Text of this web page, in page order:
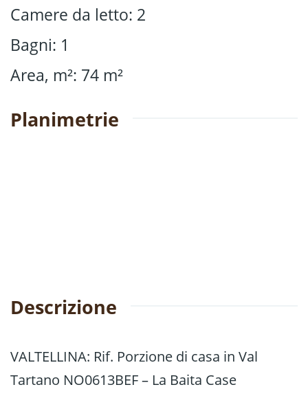
Camere da letto: 2
Bagni: 1
Area, m²: 74 m²
Planimetrie
Descrizione
VALTELLINA: Rif. Porzione di casa in Val
Tartano NO0613BEF – La Baita Case